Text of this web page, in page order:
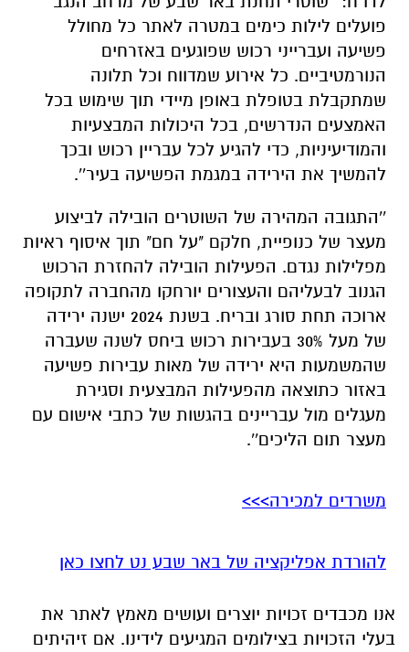
פועלים לילות כימים במטרה לאתר כל מחולל
פשיעה ועברייני רכוש שפוגעים באזרחים
הנורמטיביים. כל אירוע שמדווח וכל תלונה
שמתקבלת בטופלת באופן מיידי תוך שימוש בכל
האמצעים הנדרשים, בכל היכולות המבצעיות
והמודיעיניות, כדי להגיע לכל עבריין רכוש ובכך
להמשיך את הירידה במגמת הפשיעה בעיר''.
''התגובה המהירה של השוטרים הובילה לביצוע
מעצר של כנופיית, חלקם "על חם" תוך איסוף ראיות
מפלילות נגדם. הפעילות הובילה להחזרת הרכוש
הגנוב לבעליהם והעצורים יורחקו מהחברה לתקופה
ארוכה תחת סורג ובריח. בשנת 2024 ישנה ירידה
של מעל 30% בעבירות רכוש ביחס לשנה שעברה
שהמשמעות היא ירידה של מאות עבירות פשיעה
באזור כתוצאה מהפעילות המבצעית וסגירת
מעגלים מול עבריינים בהגשות של כתבי אישום עם
מעצר תום הליכים''.
משרדים למכירה>>>
להורדת אפליקציה של באר שבע נט לחצו כאן
אנו מכבדים זכויות יוצרים ועושים מאמץ לאתר את
בעלי הזכויות בצילומים המגיעים לידינו. אם זיהיתים